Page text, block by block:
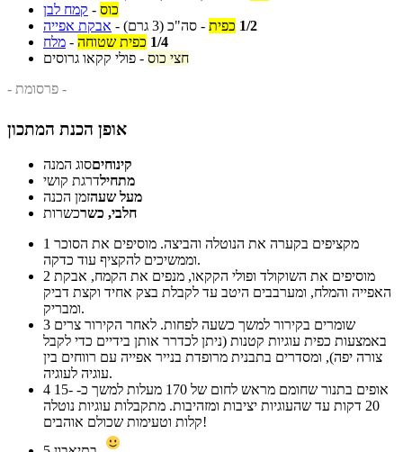
קמח לבן - כוס
אבקת אפייה - 1/2 כפית - סה"כ (3 גרם)
מלח - 1/4 כפית שטוחה
פולי קקאו גרוסים - חצי כוס
- פרסומת -
אופן הכנת המתכון
קינוחיםסוג המנה
מתחילדרגת קושי
מעל שעהזמן הכנה
חלבי, כשרכשרות
1
וממשיכים להקציף עוד כדקה.
2
האפייה והמלח, ומערבבים היטב עד לקבלת בצק אחיד וקצת דביק
ומבריק.
3
באמצעות כפית עוגיות קטנות (ניתן לכדרר אותן בידיים כדי לקבל
צורה יפה), ומסדרים בתבנית מרופדת בנייר אפייה עם רווחים בין
עוגיה לעוגיה.
4
20 דקות עד שהעוגיות יציבות ומזהיבות. מתקבלות עוגיות נוטלה
קלות וטעימות שכולם אוהבים!